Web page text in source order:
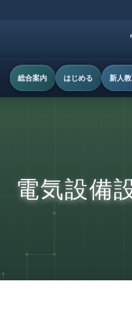
総合案内 はじめる 新人
電気設備